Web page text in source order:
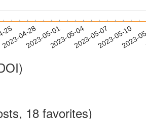
25
2023-04-282023-05-012023-05-042023-05-072023-05-10
2023-
18 favorites)